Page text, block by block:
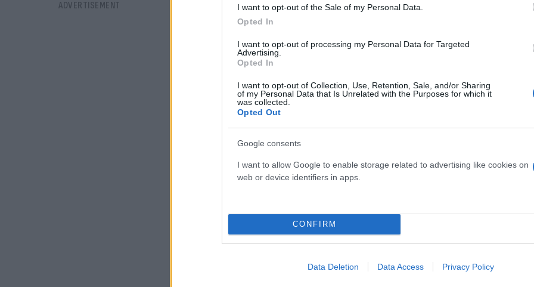
I want to opt-out of the Sale of my Personal Data.
Opted In
I want to opt-out of processing my Personal Data for Targeted
Advertising.
Opted In
I want to opt-out of Collection, Use, Retention, Sale, and/or Sharing
of my Personal Data that Is Unrelated with the Purposes for which it
was collected.
Opted Out
Google consents
I want to allow Google to enable storage related to advertising like cookies on
web or device identifiers in apps.
CONFIRM
Data Deletion Data Access Privacy Policy